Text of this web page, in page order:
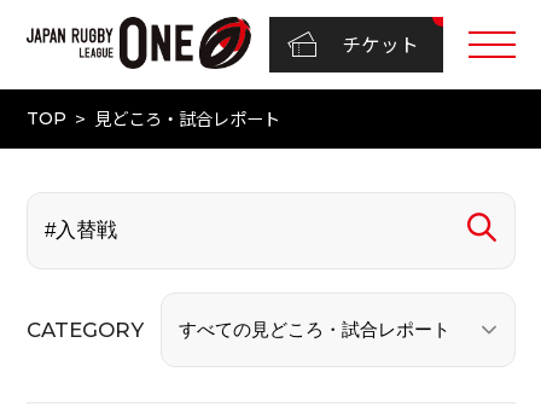
チケット
TOP 見どころ・試合レポート
CATEGORY